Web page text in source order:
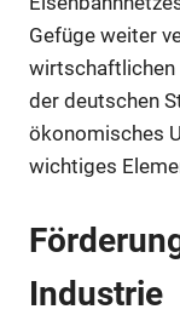
Gefüge weiter
wirtschaftlichen
der deutschen
ökonomisches
wichtiges
Industrie